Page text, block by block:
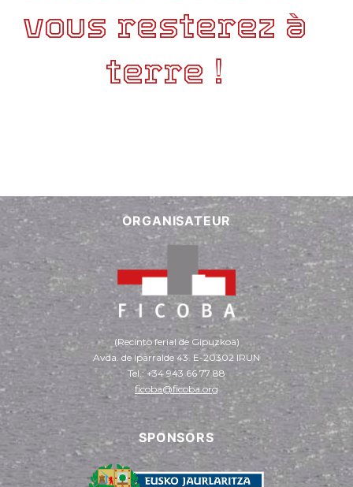
vous resterez à
terre !
ORGANISATEUR
(Recinto ferial de Gipuzkoa)
Avda. de Iparralde 43. E-20302 IRUN
Tel.: +34 943 66 77 88
ficoba@ficoba.org
SPONSORS